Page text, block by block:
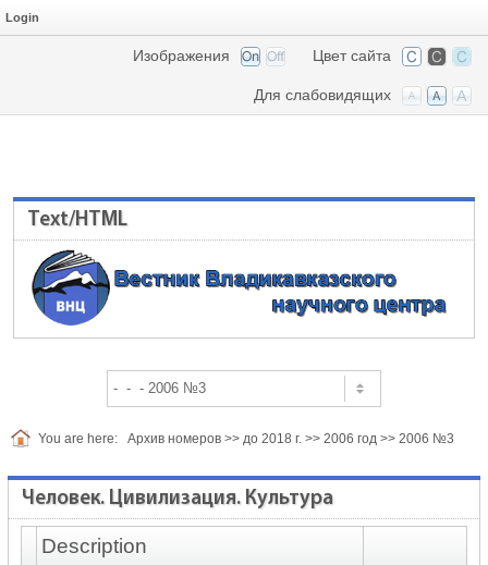
Login
Цвет сайта
Изображения
Для слабовидящих
Text/HTML
You are here: Архив номеров >> до 2018 г. >> 2006 год >> 2006 №3
Человек. Цивилизация. Культура
Description